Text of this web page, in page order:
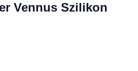
Vennus Szilikon